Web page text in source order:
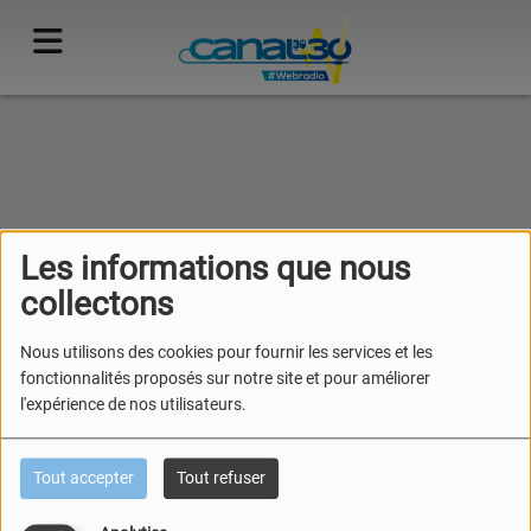
Les informations que nous
collectons
Nous utilisons des cookies pour fournir les services et les
fonctionnalités proposés sur notre site et pour améliorer
l'expérience de nos utilisateurs.
Tout accepter Tout refuser